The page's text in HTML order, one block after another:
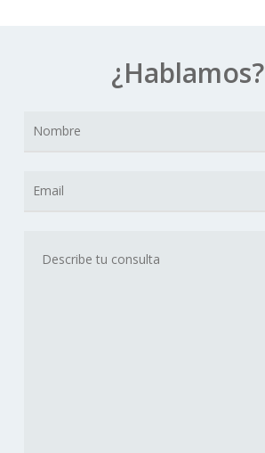
¿Hablamos?